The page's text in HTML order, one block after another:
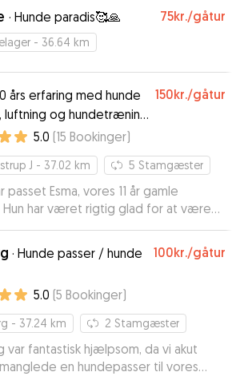
· Hunde paradis🥰🙏 75kr./gåtur
- 36.64 km
års erfaring med hunde
luftning og hundetræning
150kr./gåtur
5.0 (15 Bookinger)
J - 37.02 km 5 Stamgæster
passet Esma, vores 11 år gamle
Hun har været rigtig glad for at være
og familien og vi kan varmt anbefale
· Hunde passer / hunde
100kr./gåtur
5.0 (5 Bookinger)
- 37.24 km 2 Stamgæster
var fantastisk hjælpsom, da vi akut
en hundepasser til vores